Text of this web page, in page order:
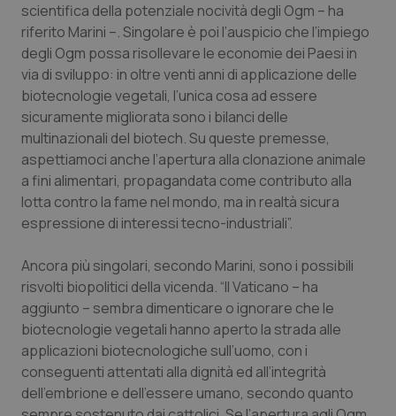
Valle D’Aosta
Veneto
Oncodermatologia
Oncoematologia
Oncologia & Nutrizione
Psoriasi & pelle
Quotidiano Cardiologia
Quotidiano Oncologia
Quotidiano Pediatria
Rene & patologie urogenitali
scientifica della potenziale nocività degli Ogm – ha
riferito Marini –. Singolare è poi l’auspicio che l’impiego
degli Ogm possa risollevare le economie dei Paesi in
via di sviluppo: in oltre venti anni di applicazione delle
biotecnologie vegetali, l’unica cosa ad essere
sicuramente migliorata sono i bilanci delle
multinazionali del biotech. Su queste premesse,
aspettiamoci anche l’apertura alla clonazione animale
a fini alimentari, propagandata come contributo alla
lotta contro la fame nel mondo, ma in realtà sicura
espressione di interessi tecno-industriali”.
Ancora più singolari, secondo Marini, sono i possibili
risvolti biopolitici della vicenda. “Il Vaticano – ha
aggiunto – sembra dimenticare o ignorare che le
biotecnologie vegetali hanno aperto la strada alle
applicazioni biotecnologiche sull’uomo, con i
conseguenti attentati alla dignità ed all’integrità
dell’embrione e dell’essere umano, secondo quanto